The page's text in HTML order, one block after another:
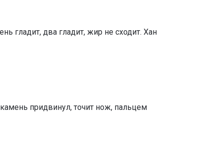
гладит, два гладит, жир не сходит. Хан
придвинул, точит нож, пальцем